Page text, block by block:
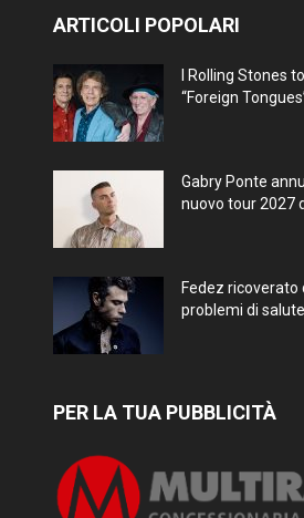
ARTICOLI POPOLARI
I Rolling Stones
“Foreign
Gabry Ponte
nuovo tour 2027
Fedez ricoverato
problemi di salute
PER LA TUA PUBBLICITÀ